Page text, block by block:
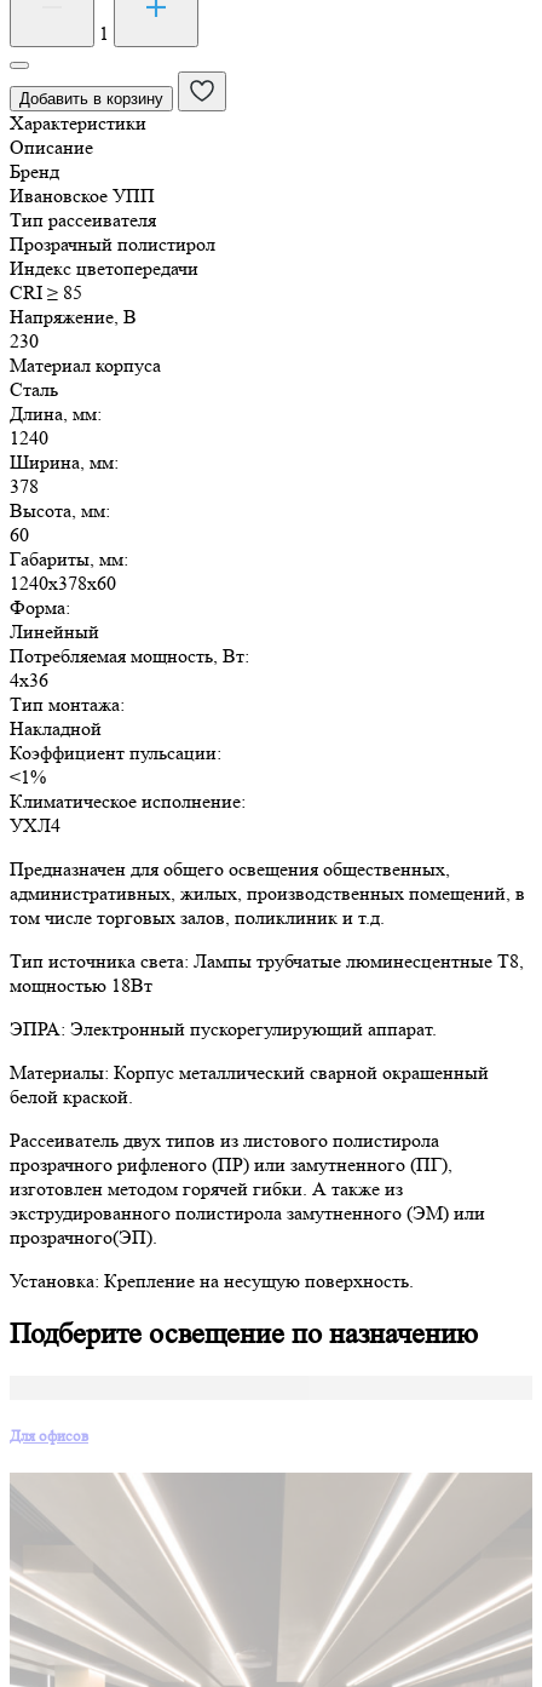
товара
Светильник
ЛПО
4х36
1
Добавить в корзину
Характеристики
Описание
Бренд
Ивановское УПП
Тип рассеивателя
Прозрачный полистирол
Индекс цветопередачи
CRI ≥ 85
Напряжение, В
230
Материал корпуса
Сталь
Длина, мм:
1240
Ширина, мм:
378
Высота, мм:
60
Габариты, мм:
1240х378х60
Форма:
Линейный
Потребляемая мощность, Вт:
4х36
Тип монтажа:
Накладной
Коэффициент пульсации:
<1%
Климатическое исполнение:
УХЛ4
Предназначен для общего освещения общественных,
административных, жилых, производственных помещений, в
том числе торговых залов, поликлиник и т.д.
Тип источника света: Лампы трубчатые люминесцентные Т8,
мощностью 18Вт
ЭПРА: Электронный пускорегулирующий аппарат.
Материалы: Корпус металлический сварной окрашенный
белой краской.
Рассеиватель двух типов из листового полистирола
прозрачного рифленого (ПР) или замутненного (ПГ),
изготовлен методом горячей гибки. А также из
экструдированного полистирола замутненного (ЭМ) или
прозрачного(ЭП).
Установка: Крепление на несущую поверхность.
Подберите освещение по назначению
Для офисов